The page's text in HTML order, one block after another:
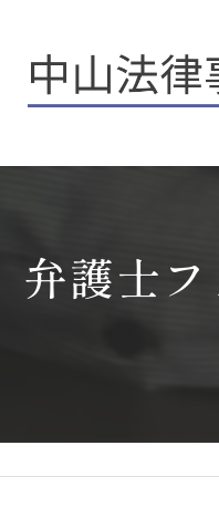
弁護士